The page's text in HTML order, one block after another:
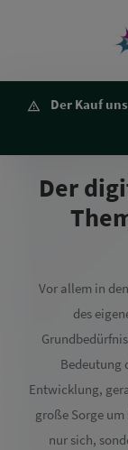
Der Kauf
Der
Vor allem in
des
Bedeutung
Entwicklung,
große Sorge
nur sich,